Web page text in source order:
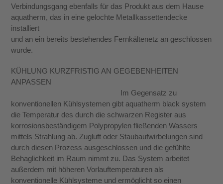
Verbindungsgang ebenfalls für das Produkt aus dem Hause
aquatherm, das in eine gelochte Metallkassettendecke
installiert
und an ein bereits bestehendes Fernkältenetz an­ geschlossen
wurde.
KÜHLUNG KURZFRISTIG AN GEGEBENHEITEN
ANPASSEN
Im Gegensatz zu
konventionellen Kühlsystemen gibt aquatherm black system
die Temperatur des durch die schwarzen Register aus
korrosionsbe­ständigem Polypropylen fließenden Wassers
mittels Strahlung ab. Zugluft oder Staubaufwirbe­lungen sind
durch diesen Prozess ausgeschlossen und die gefühlte
Behaglichkeit im Raum nimmt zu. Das System arbeitet
außerdem mit höheren Vorlauftemperaturen als
konventionelle Kühlsys­teme und ermöglicht so einen